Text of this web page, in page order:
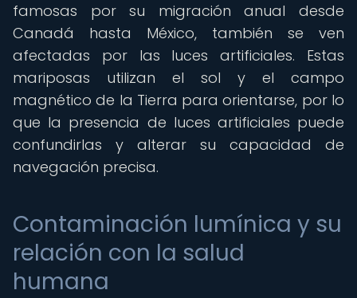
famosas por su migración anual desde
Canadá hasta México, también se ven
afectadas por las luces artificiales. Estas
mariposas utilizan el sol y el campo
magnético de la Tierra para orientarse, por lo
que la presencia de luces artificiales puede
confundirlas y alterar su capacidad de
navegación precisa.
Contaminación lumínica y su
relación con la salud
humana